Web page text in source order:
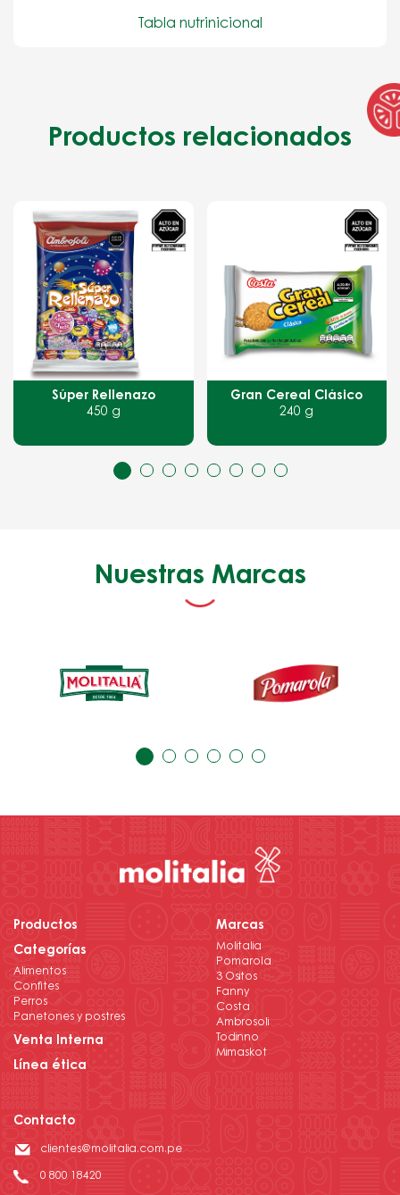
Tabla nutrinicional
Productos relacionados
Súper Rellenazo
450 g
Gran Cereal Clásico
240 g
Nuestras Marcas
Productos
Categorías
Alimentos
Confites
Perros
Panetones y postres
Venta Interna
Línea ética
Marcas
Molitalia
Pomarola
3 Ositos
Fanny
Costa
Ambrosoli
Todinno
Mimaskot
Contacto
clientes@molitalia.com.pe
0 800 18420